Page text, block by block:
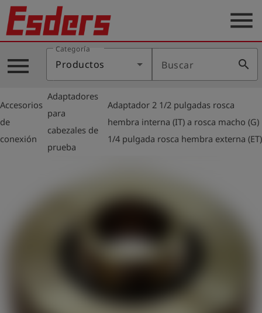
Productos
Blog
Aplicaciones
Soporte
Empresa
Registro
menu
menu
Categoría
Productos Buscar search
Accesorios
de
conexión
arrow_right
Adaptadores
para
cabezales de
prueba
arrow_right
Adaptador 2 1/2 pulgadas rosca
hembra interna (IT) a rosca macho (G)
1/4 pulgada rosca hembra externa (ET)